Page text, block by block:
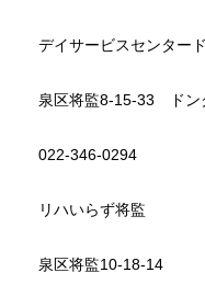
デイサービスセンター
泉区将監8-15-33 ドン
022-346-0294
リハいらず将監
泉区将監10-18-14